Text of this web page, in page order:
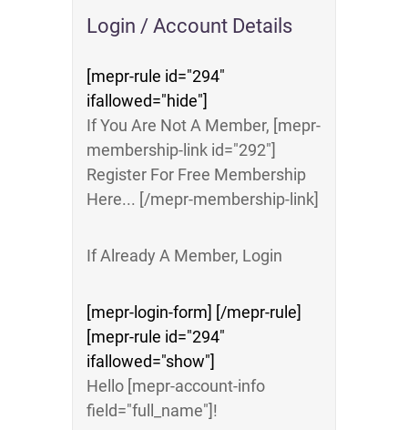
Login / Account Details
[mepr-rule id="294"
ifallowed="hide"]
If You Are Not A Member, [mepr-
membership-link id="292"]
Register For Free Membership
Here... [/mepr-membership-link]
If Already A Member, Login
[mepr-login-form] [/mepr-rule]
[mepr-rule id="294"
ifallowed="show"]
Hello [mepr-account-info
field="full_name"]!